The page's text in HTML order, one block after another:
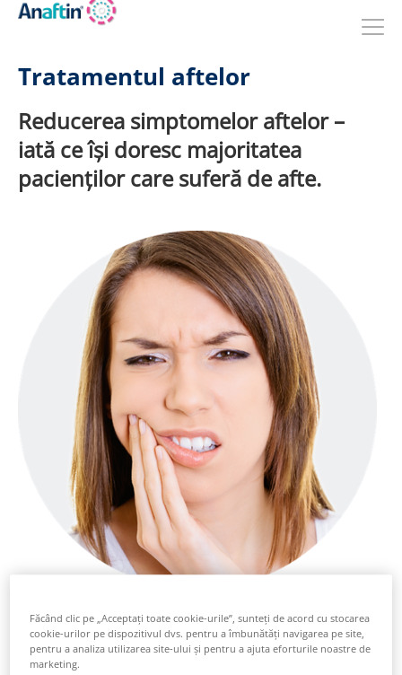
Sari
Tratamentul aftelor
Reducerea simptomelor aftelor –
iată ce își doresc majoritatea
pacienților care suferă de afte.
Frecvența și extinderea leziunilor trebuie să
direcționeze tratamentul. Aftele recurente sunt
tratate cu multi agenți, dintre care majoritatea au
drept scop reducerea durerii, scurtarea perioadei de
Făcând clic pe „Acceptați toate cookie-urile”, sunteți de acord cu stocarea
cookie-urilor pe dispozitivul dvs. pentru a îmbunătăți navigarea pe site,
pentru a analiza utilizarea site-ului și pentru a ajuta eforturile noastre de
marketing.